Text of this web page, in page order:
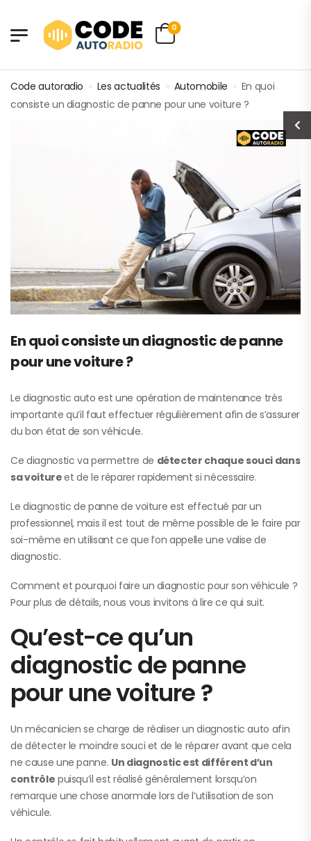
0
Code autoradio » Les actualités » Automobile » En quoi
consiste un diagnostic de panne pour une voiture ?
En quoi consiste un diagnostic de panne
pour une voiture ?
Le diagnostic auto est une opération de maintenance très
importante qu’il faut effectuer régulièrement afin de s’assurer
du bon état de son véhicule.
Ce diagnostic va permettre de détecter chaque souci dans
sa voitureet de le réparer rapidement si nécessaire.
Le diagnostic de panne de voiture est effectué par un
professionnel, mais il est tout de même possible de le faire par
soi-même en utilisant ce que l’on appelle une valise de
diagnostic.
Comment et pourquoi faire un diagnostic pour son véhicule ?
Pour plus de détails, nous vous invitons à lire ce qui suit.
Qu’est-ce qu’un
diagnostic de panne
pour une voiture ?
Un mécanicien se charge de réaliser un diagnostic auto afin
de détecter le moindre souci et de le réparer avant que cela
ne cause une panne. Un diagnostic est différent d’un
contrôle puisqu’il est réalisé généralement lorsqu’on
remarque une chose anormale lors de l’utilisation de son
véhicule.